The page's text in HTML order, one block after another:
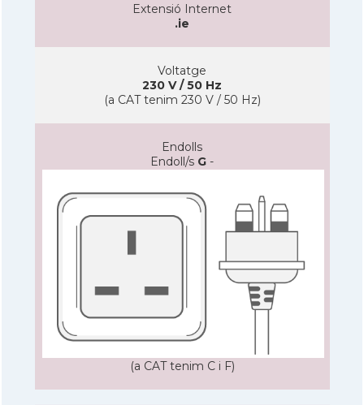
Extensió Internet
.ie
Voltatge
230 V / 50 Hz
(a CAT tenim 230 V / 50 Hz)
Endolls
Endoll/s G -
(a CAT tenim C i F)